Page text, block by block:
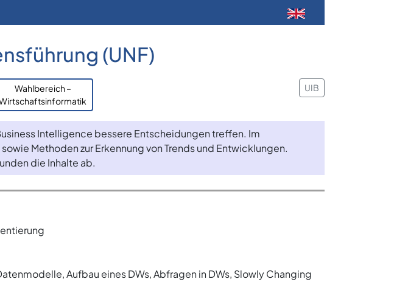
(UNF)
Wahlbereich –
UIB
Intelligence bessere Entscheidungen treffen. Im
Methoden zur Erkennung von Trends und Entwicklungen.
die Inhalte ab.
Aufbau eines DWs, Abfragen in DWs, Slowly Changing